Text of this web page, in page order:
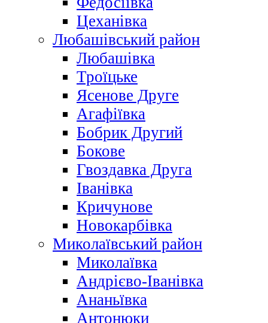
Цеханівка
Любашівський район
Любашівка
Троїцьке
Ясенове Друге
Агафіївка
Бобрик Другий
Бокове
Гвоздавка Друга
Іванівка
Кричунове
Новокарбівка
Миколаївський район
Миколаївка
Андрієво-Іванівка
Ананьївка
Антонюки